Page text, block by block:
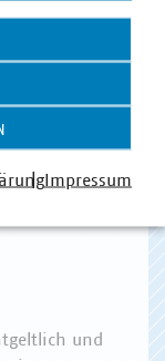
und
Impressum